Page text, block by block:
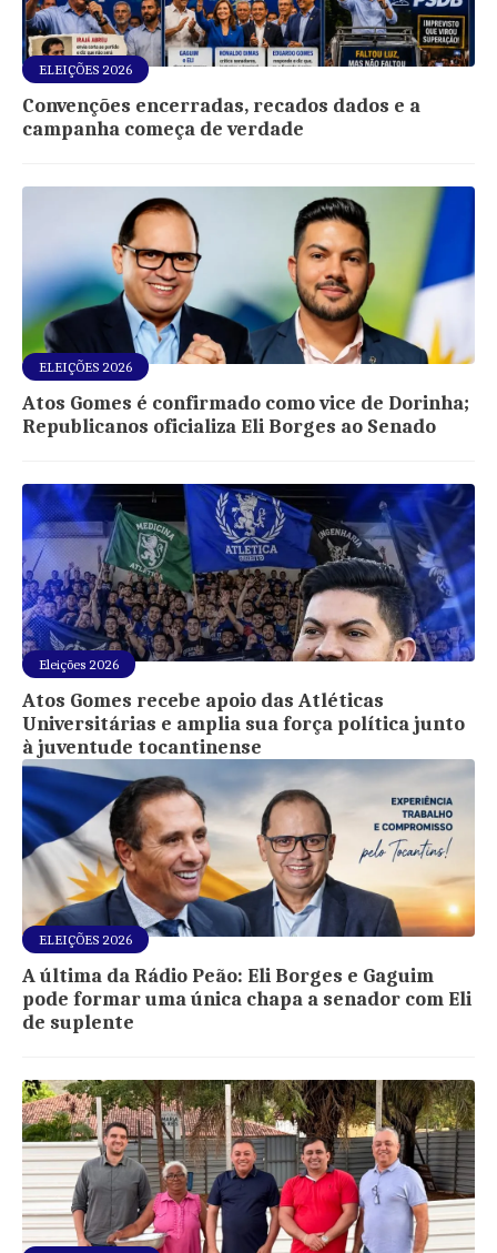
ELEIÇÕES 2026
Convenções encerradas, recados dados e a
campanha começa de verdade
ELEIÇÕES 2026
Atos Gomes é confirmado como vice de Dorinha;
Republicanos oficializa Eli Borges ao Senado
Eleições 2026
Atos Gomes recebe apoio das Atléticas
Universitárias e amplia sua força política junto
à juventude tocantinense
ELEIÇÕES 2026
A última da Rádio Peão: Eli Borges e Gaguim
pode formar uma única chapa a senador com Eli
de suplente